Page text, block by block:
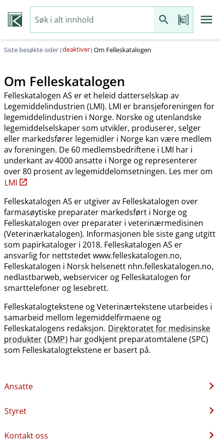
Siste besøkte sider (deaktiver)Om Felleskatalogen
Om Felleskatalogen
Felleskatalogen AS er et heleid datterselskap av
Legemiddelindustrien (LMI). LMI er bransjeforeningen for
legemiddelindustrien i Norge. Norske og utenlandske
legemiddelselskaper som utvikler, produserer, selger
eller markedsfører legemidler i Norge kan være medlem
av foreningen. De 60 medlemsbedriftene i LMI har i
underkant av 4000 ansatte i Norge og representerer
over 80 prosent av legemiddelomsetningen. Les mer om
LMI
Felleskatalogen AS er utgiver av Felleskatalogen over
farmasøytiske preparater markedsført i Norge og
Felleskatalogen over preparater i veterinærmedisinen
(Veterinærkatalogen). Informasjonen ble siste gang utgitt
som papirkataloger i 2018. Felleskatalogen AS er
ansvarlig for nettstedet www.felleskatalogen.no,
Felleskatalogen i Norsk helsenett nhn.felleskatalogen.no,
nedlastbarweb, webservicer og Felleskatalogen for
smarttelefoner og lesebrett.
Felleskatalogtekstene og Veterinærtekstene utarbeides i
samarbeid mellom legemiddelfirmaene og
Felleskatalogens redaksjon. Direktoratet for medisinske
produkter (DMP) har godkjent preparatomtalene (SPC)
som Felleskatalogtekstene er basert på.
Ansatte
Styret
Kontakt oss